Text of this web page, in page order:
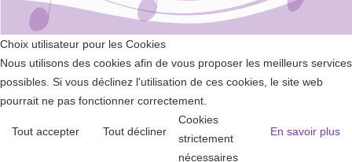
Choix utilisateur pour les Cookies
Nous utilisons des cookies afin de vous proposer les meilleurs services
possibles. Si vous déclinez l'utilisation de ces cookies, le site web
pourrait ne pas fonctionner correctement.
Tout accepter Tout décliner En savoir plus
Cookies
strictement
nécessaires